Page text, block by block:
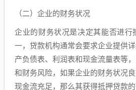
（二）企业的财务状况
企业的财务状况是决定其能否进行
一，贷款机构通常会要求企业提供
产负债表、利润表和现金流量表等
和财务风险，如果企业的财务状况良
现金流充足，那么其获得抵押贷款的